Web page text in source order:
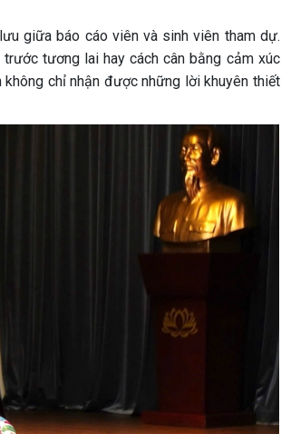
giữa báo cáo viên và sinh viên tham dự.
tương lai hay cách cân bằng cảm xúc
chỉ nhận được những lời khuyên thiết